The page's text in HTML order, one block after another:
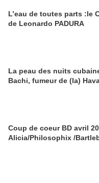
L’eau de toutes parts :le
de Leonardo PADURA
La peau des nuits cubaines :
Bachi, fumeur de (la)
Coup de coeur BD avril
Alicia/Philosophix /